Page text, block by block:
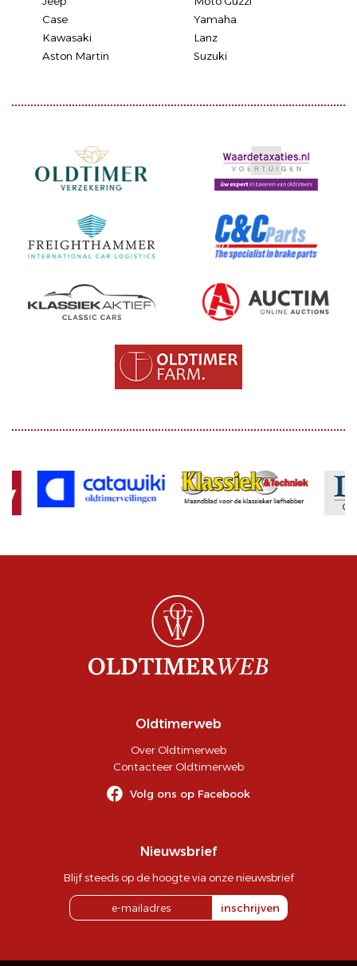
Case
Yamaha
Kawasaki
Lanz
Aston Martin
Suzuki
Oldtimerweb
Over Oldtimerweb
Contacteer Oldtimerweb
Volg ons op Facebook
Nieuwsbrief
Blijf steeds op de hoogte via onze nieuwsbrief
inschrijven